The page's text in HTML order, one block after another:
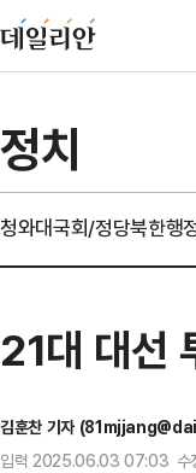
정치
청와대국회/정당북한행
21대 대선
김훈찬 기자
입력 2025.06.03 07:03